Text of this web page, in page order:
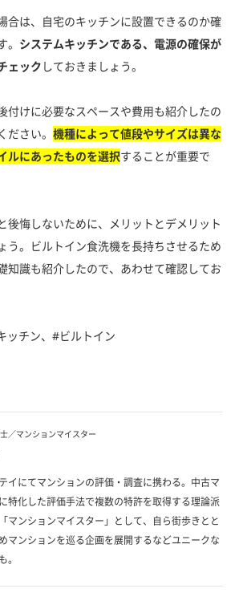
合は、自宅のキッチンに設置できるのか確
システムキッチンである、電源の確保が
ェック しておきましょう。
付けに必要なスペースや費用も紹介したの
さい。 機種によって値段やサイズは異な
ルにあったものを選択することが重要で
後悔しないために、メリットとデメリット
う。ビルトイン食洗機を長持ちさせるため
知識も紹介したので、あわせて確認してお
ッチン、#ビルトイン
／マンションマイスター
イにてマンションの評価・調査に携わる。中古マ
特化した評価手法で複数の特許を取得する理論派
マンションマイスター」として、自ら街歩きとと
マンションを巡る企画を展開するなどユニークな
。